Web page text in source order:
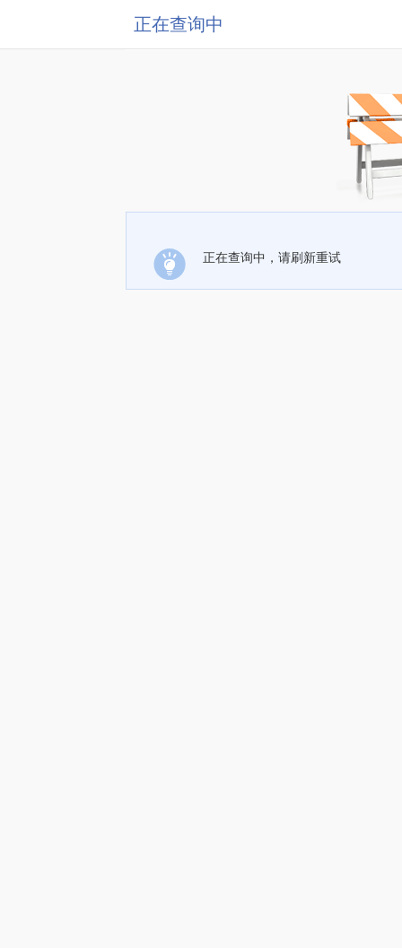
正在查询中
正在查询中，请刷新重试